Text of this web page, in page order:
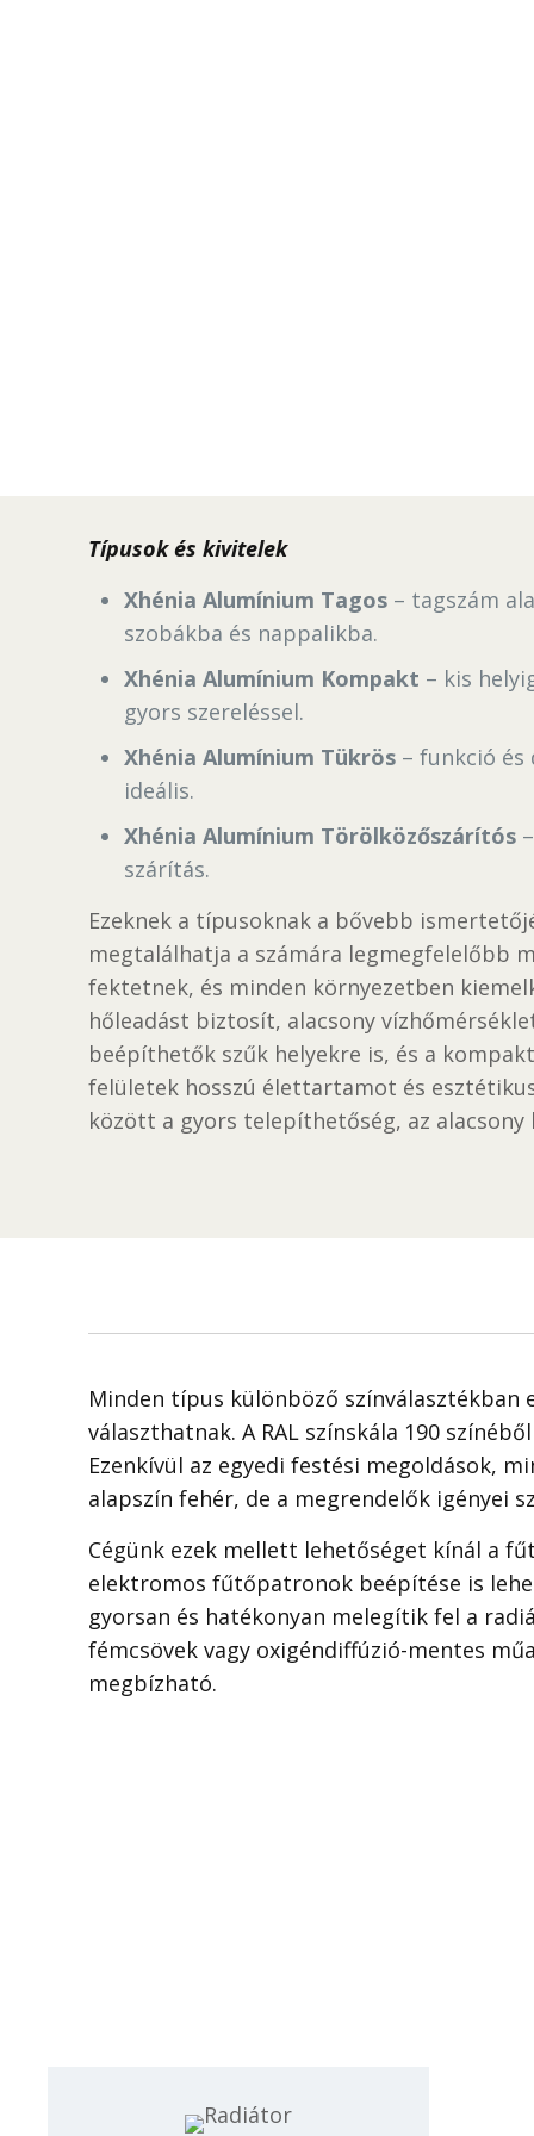
Típusok és kivitelek
Xhénia Alumínium Tagos – tagszám
szobákba és nappalikba.
Xhénia Alumínium Kompakt – kis
gyors szereléssel.
Xhénia Alumínium Tükrös – funkció és
ideális.
Xhénia Alumínium Törölközőszárítós
szárítás.
Ezeknek a típusoknak a bővebb
megtalálhatja a számára legmegfelelőbb
fektetnek, és minden környezetben
hőleadást biztosít, alacsony
beépíthetők szűk helyekre is, és a
felületek hosszú élettartamot és
között a gyors telepíthetőség, az
Minden típus különböző színválasztékban
választhatnak. A RAL színskála 190
Ezenkívül az egyedi festési megoldások,
alapszín fehér, de a megrendelők igényei
Cégünk ezek mellett lehetőséget kínál a
elektromos fűtőpatronok beépítése is
gyorsan és hatékonyan melegítik fel a
fémcsövek vagy oxigéndiffúzió-mentes
megbízható.